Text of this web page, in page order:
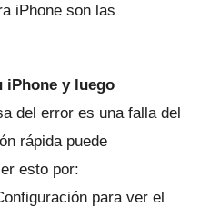
iPhone son las
iPhone y luego
del error es una falla del
rápida puede
esto por:
para ver el